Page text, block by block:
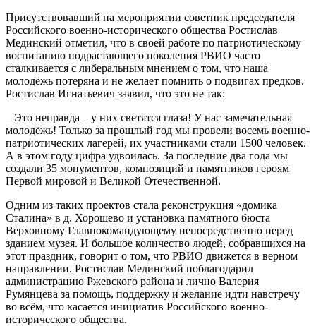
Присутствовавший на мероприятии советник председателя
Российского военно-исторического общества Ростислав
Мединский отметил, что в своей работе по патриотическому
воспитанию подрастающего поколения РВИО часто
сталкивается с либеральным мнением о том, что наша
молодёжь потеряна и не желает помнить о подвигах предков.
Ростислав Игнатьевич заявил, что это не так:
– Это неправда – у них светятся глаза! У нас замечательная
молодёжь! Только за прошлый год мы провели восемь военно-
патриотических лагерей, их участниками стали 1500 человек.
А в этом году цифра удвоилась. За последние два года мы
создали 35 монументов, композиций и памятников героям
Первой мировой и Великой Отечественной.
Одним из таких проектов стала реконструкция «домика
Сталина» в д. Хорошево и установка памятного бюста
Верховному Главнокомандующему непосредственно перед
зданием музея. И большое количество людей, собравшихся на
этот праздник, говорит о том, что РВИО движется в верном
направлении. Ростислав Мединский поблагодарил
администрацию Ржевского района и лично Валерия
Румянцева за помощь, поддержку и желание идти навстречу
во всём, что касается инициатив Российского военно-
исторического общества.